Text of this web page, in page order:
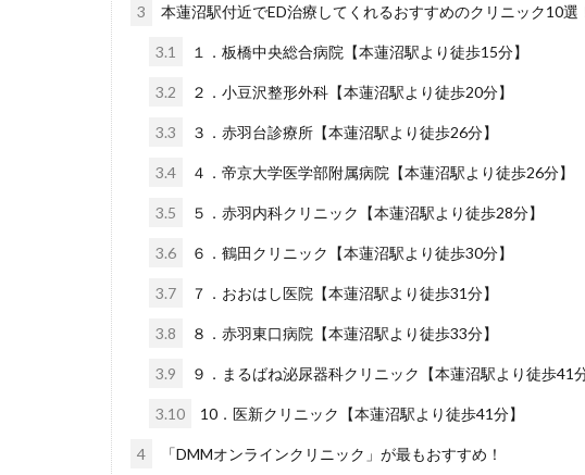
3 本蓮沼駅付近でED治療してくれるおすすめのクリニック10選
3.1 １．板橋中央総合病院【本蓮沼駅より徒歩15分】
3.2 ２．小豆沢整形外科【本蓮沼駅より徒歩20分】
3.3 ３．赤羽台診療所【本蓮沼駅より徒歩26分】
3.4 ４．帝京大学医学部附属病院【本蓮沼駅より徒歩26分】
3.5 ５．赤羽内科クリニック【本蓮沼駅より徒歩28分】
3.6 ６．鶴田クリニック【本蓮沼駅より徒歩30分】
3.7 ７．おおはし医院【本蓮沼駅より徒歩31分】
3.8 ８．赤羽東口病院【本蓮沼駅より徒歩33分】
3.9 ９．まるばね泌尿器科クリニック【本蓮沼駅より徒歩41分
3.10 10．医新クリニック【本蓮沼駅より徒歩41分】
4 「DMMオンラインクリニック」が最もおすすめ！